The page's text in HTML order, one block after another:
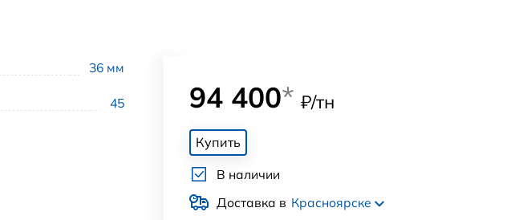
36 мм
45 94 400* ₽/тн
Купить
В наличии
Доставка в Красноярске